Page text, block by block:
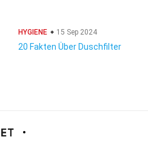
HYGIENE 15 Sep 2024
20 Fakten Über Duschfilter